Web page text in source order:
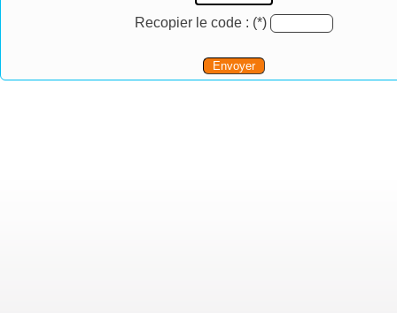
Recopier le code : (*)
Envoyer